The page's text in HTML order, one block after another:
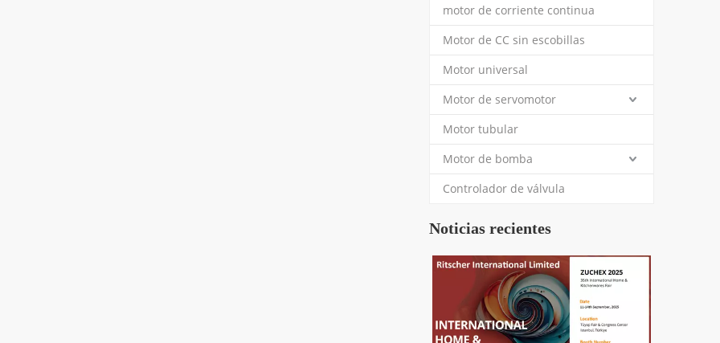
motor de corriente continua
Motor de CC sin escobillas
Motor universal
Motor de servomotor
Motor tubular
Motor de bomba
Controlador de válvula
Noticias recientes